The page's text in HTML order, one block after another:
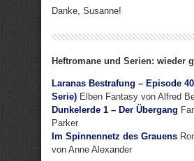
Danke, Susanne!
Heftromane und Serien: wieder
Laranas Bestrafung – Episode
Serie) Elben Fantasy von Alfred
Dunkelerde 1 – Der Übergang
Parker
Im Spinnennetz des Grauens
von Anne Alexander